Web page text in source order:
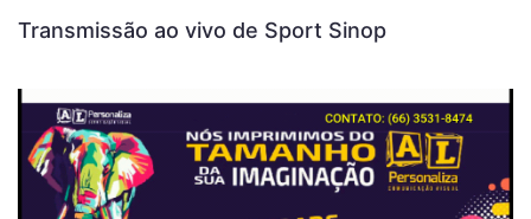
Transmissão ao vivo de Sport Sinop